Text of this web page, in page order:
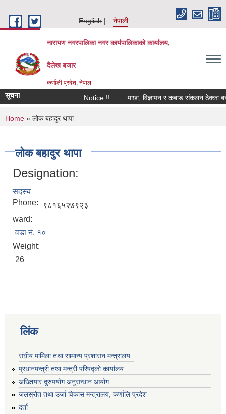
English
नेपाली
नारायण नगरपालिका नगर कार्यपालिकाको कार्यालय,
दैलेख बजार
कर्णाली प्रदेश, नेपाल
सूचना Notice !! माछा, विज्ञापन र कबाड संकलन ठेक्का
You are here
Home » लोक बहादुर थापा
लोक बहादुर थापा
Designation:
सदस्य
Phone:
९८१६५२७९२३
ward:
वडा नं. १०
Weight:
26
लिंक
संघीय मामिला तथा सामान्य प्रशासन मन्त्रालय
प्रधानमन्त्री तथा मन्त्री परिषद्को कार्यालय
अख्तियार दुरुपयोग अनुसन्धान आयोग
जलस्रोत तथा उर्जा विकास मन्त्रालय, कर्णालि प्रदेश
दर्ता